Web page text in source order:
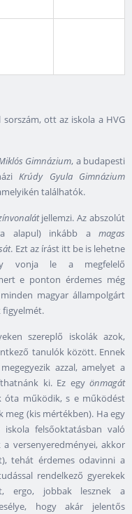
ott az iskola a HVG
Gimnázium, a budapesti
Krúdy Gyula Gimnázium
találhatók.
jellemzi. Az abszolút
alapul) inkább a magas
. Ezt az írást itt be is lehetne
vonja le a megfelelő
e ponton érdemes még
magyar állampolgárt
figyelmét.
szereplő iskolák azok,
tanulók között. Ennek
azzal, amelyet a
ki. Ez egy önmagát
óta működik, s e működést
(kis mértékben). Ha egy
felsőoktatásban való
versenyeredményei, akkor
tehát érdemes odavinni a
rendelkező gyerekek
ergo, jobbak lesznek a
hogy akár jelentős